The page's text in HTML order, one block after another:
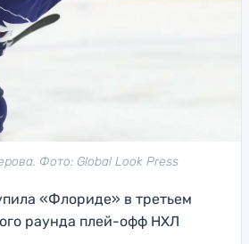
Фото: Global Look Press
«Флориде» в третьем
раунда плей-офф НХЛ